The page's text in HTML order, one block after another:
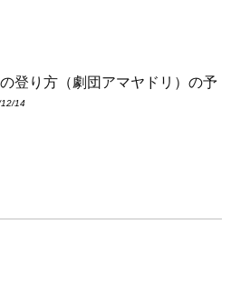
登り方（劇団アマヤドリ）の予
14